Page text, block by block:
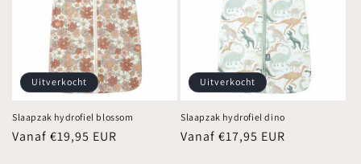
Uitverkocht
Slaapzak hydrofiel blossom
Normale
Vanaf €19,95 EUR
Uitverkocht
Slaapzak hydrofiel dino
Normale
Vanaf €17,95 EUR